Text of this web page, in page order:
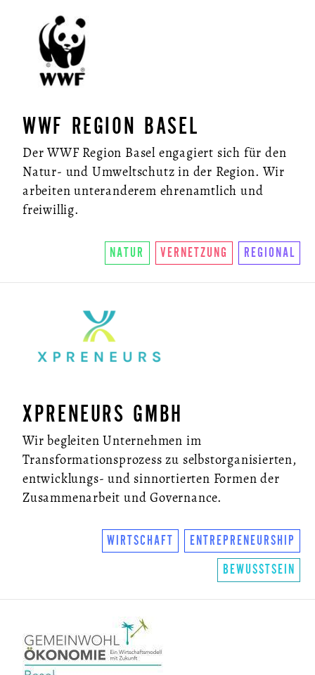
WWF REGION BASEL
Der WWF Region Basel engagiert sich für den
Natur- und Umweltschutz in der Region. Wir
arbeiten unteranderem ehrenamtlich und
freiwillig.
NATUR VERNETZUNG REGIONAL
XPRENEURS GMBH
Wir begleiten Unternehmen im
Transformationsprozess zu selbstorganisierten,
entwicklungs- und sinnortierten Formen der
Zusammenarbeit und Governance.
WIRTSCHAFT ENTREPRENEURSHIP
BEWUSSTSEIN